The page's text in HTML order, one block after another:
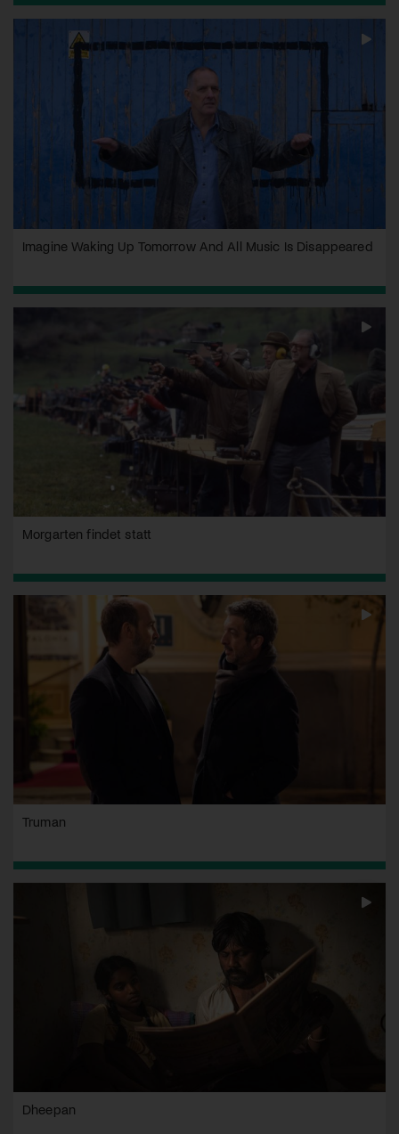
Imagine Waking Up Tomorrow And All Music Is Disappeared
Morgarten findet statt
Truman
Dheepan